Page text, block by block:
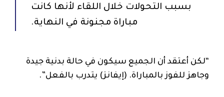
بسبب التحولات خلال اللقاء لأنها كانت
مباراة مجنونة في النهاية.
“لكن أعتقد أن الجميع سيكون في حالة بدنية جيدة
وجاهز للفوز بالمباراة. (إيفانز) يتدرب بالفعل”.